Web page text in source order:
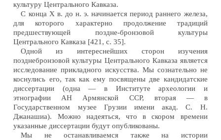
культуру Центрального Кавказа.
С конца X в. до н. э. начинается период раннего железа,
для которого характерно продолжение традиций
предшествующей поздне-бронзовой культуры
Центрального Кавказа [421, с. 35].
Одной из интереснейших сторон изучения
позднебронзовой культуры Центрального Кавказа является
исследование прикладного искусства. Мы сознательно не
коснулись его, так как ему посвящены две кандидатские
диссертации (одна — в Институте археологии и
этнографии АН Армянской ССР, вторая — в
Государственном музее Грузии имени акад. С. Н.
Джанашиа). Можно надеяться, что в скором времени
указанные диссертации будут опубликованы.
Мы не останавливаемся также на истории